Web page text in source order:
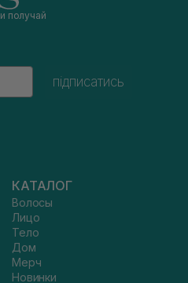
и получай
підписатись
КАТАЛОГ
Волосы
Лицо
Тело
Дом
Мерч
Новинки